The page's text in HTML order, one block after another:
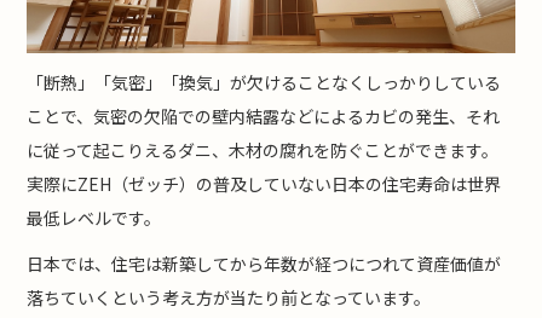
「断熱」「気密」「換気」が欠けることなくしっかりしている
ことで、気密の欠陥での壁内結露などによるカビの発生、それ
に従って起こりえるダニ、木材の腐れを防ぐことができます。
実際にZEH（ゼッチ）の普及していない日本の住宅寿命は世界
最低レベルです。
日本では、住宅は新築してから年数が経つにつれて資産価値が
落ちていくという考え方が当たり前となっています。